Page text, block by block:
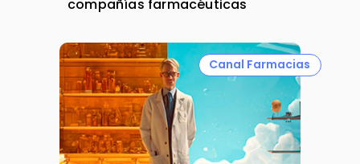
compañías farmacéuticas
Canal Farmacias